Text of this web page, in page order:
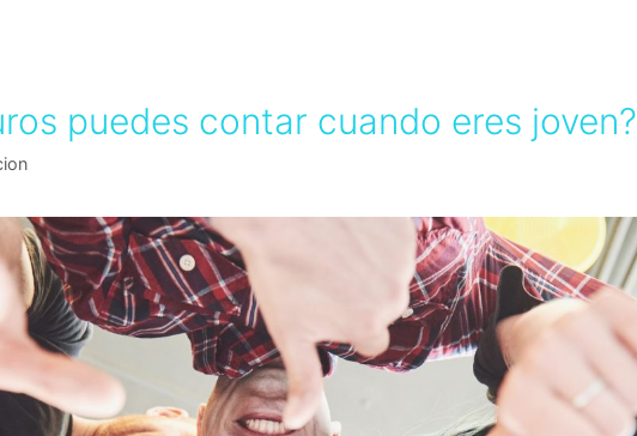
puedes contar cuando eres joven?